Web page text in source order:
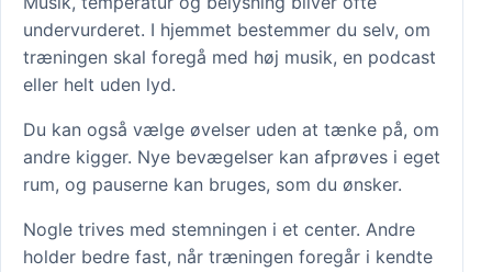
undervurderet. I hjemmet bestemmer du selv, om
træningen skal foregå med høj musik, en podcast
eller helt uden lyd.
Du kan også vælge øvelser uden at tænke på, om
andre kigger. Nye bevægelser kan afprøves i eget
rum, og pauserne kan bruges, som du ønsker.
Nogle trives med stemningen i et center. Andre
holder bedre fast, når træningen foregår i kendte